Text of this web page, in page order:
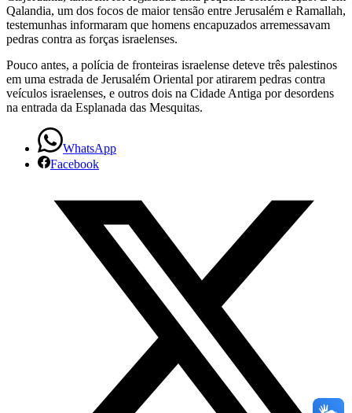
Qalandia, um dos focos de maior tensão entre Jerusalém e Ramallah,
testemunhas informaram que homens encapuzados arremessavam
pedras contra as forças israelenses.
Pouco antes, a polícia de fronteiras israelense deteve três palestinos
em uma estrada de Jerusalém Oriental por atirarem pedras contra
veículos israelenses, e outros dois na Cidade Antiga por desordens
na entrada da Esplanada das Mesquitas.
WhatsApp
Facebook